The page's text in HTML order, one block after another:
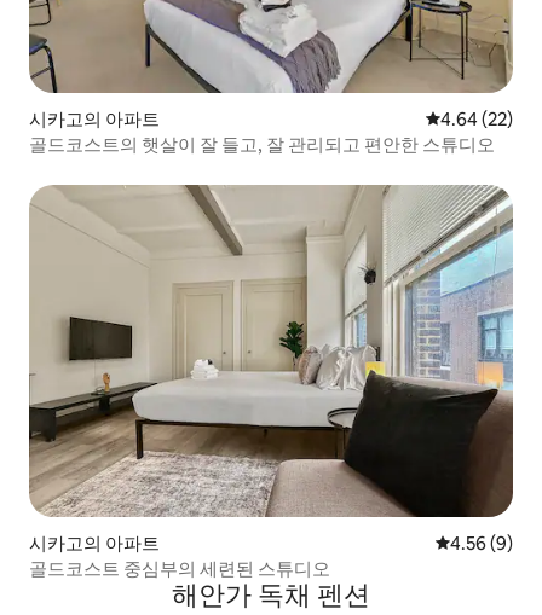
시카고의 아파트 평점 4.64점(5
4.64 (22)
골드코스트의 햇살이 잘 들고, 잘 관리되고 편안한 스튜디오
시카고의 아파트 평점 4.56점
4.56 (9)
골드코스트 중심부의 세련된 스튜디오
해안가 독채 펜션